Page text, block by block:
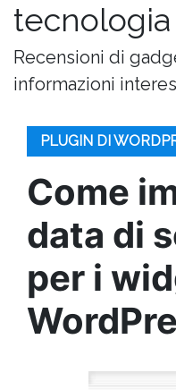
Recensioni di
informazioni
PLUGIN DI
Come
data di
per i